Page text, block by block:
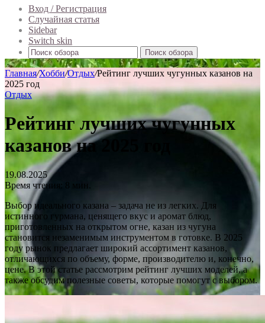
Вход / Регистрация
Случайная статья
Sidebar
Switch skin
Поиск обзора
Главная/Хобби/Отдых/Рейтинг лучших чугунных казанов на
2025 год
Отдых
Рейтинг лучших чугунных
казанов на 2025 год
19.08.2025
Время чтения: 8 мин.
Выбор идеального казана – задача не из легких. Для
истинного гурмана, ценящего вкус и аромат блюд,
приготовленных на открытом огне, казан из чугуна
становится незаменимым инструментом в готовке. В 2025
году рынок предлагает широкий ассортимент казанов,
отличающихся по объему, форме, производителю и, конечно,
цене. В этой статье рассмотрим рейтинг лучших моделей, а
также обсудим полезные советы, которые помогут с выбором.